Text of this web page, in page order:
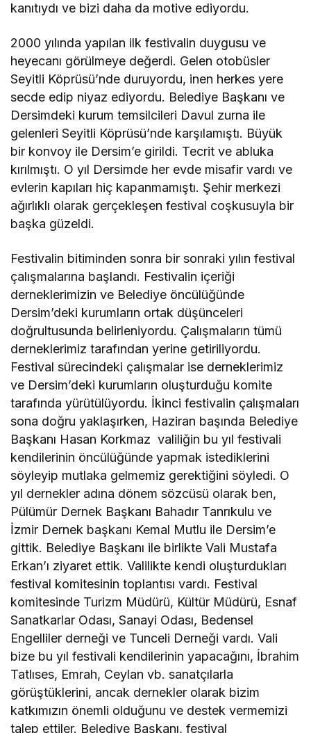
kanıtıydı ve bizi daha da motive ediyordu.
2000 yılında yapılan ilk festivalin duygusu ve
heyecanı görülmeye değerdi. Gelen otobüsler
Seyitli Köprüsü’nde duruyordu, inen herkes yere
secde edip niyaz ediyordu. Belediye Başkanı ve
Dersimdeki kurum temsilcileri Davul zurna ile
gelenleri Seyitli Köprüsü’nde karşılamıştı. Büyük
bir konvoy ile Dersim’e girildi. Tecrit ve abluka
kırılmıştı. O yıl Dersimde her evde misafir vardı ve
evlerin kapıları hiç kapanmamıştı. Şehir merkezi
ağırlıklı olarak gerçekleşen festival coşkusuyla bir
başka güzeldi.
Festivalin bitiminden sonra bir sonraki yılın festival
çalışmalarına başlandı. Festivalin içeriği
derneklerimizin ve Belediye öncülüğünde
Dersim’deki kurumların ortak düşünceleri
doğrultusunda belirleniyordu. Çalışmaların tümü
derneklerimiz tarafından yerine getiriliyordu.
Festival sürecindeki çalışmalar ise derneklerimiz
ve Dersim’deki kurumların oluşturduğu komite
tarafında yürütülüyordu. İkinci festivalin çalışmaları
sona doğru yaklaşırken, Haziran başında Belediye
Başkanı Hasan Korkmaz valiliğin bu yıl festivali
kendilerinin öncülüğünde yapmak istediklerini
söyleyip mutlaka gelmemiz gerektiğini söyledi. O
yıl dernekler adına dönem sözcüsü olarak ben,
Pülümür Dernek Başkanı Bahadır Tanrıkulu ve
İzmir Dernek başkanı Kemal Mutlu ile Dersim’e
gittik. Belediye Başkanı ile birlikte Vali Mustafa
Erkan’ı ziyaret ettik. Valilikte kendi oluşturdukları
festival komitesinin toplantısı vardı. Festival
komitesinde Turizm Müdürü, Kültür Müdürü, Esnaf
Sanatkarlar Odası, Sanayi Odası, Bedensel
Engelliler derneği ve Tunceli Derneği vardı. Vali
bize bu yıl festivali kendilerinin yapacağını, İbrahim
Tatlıses, Emrah, Ceylan vb. sanatçılarla
görüştüklerini, ancak dernekler olarak bizim
katkımızın önemli olduğunu ve destek vermemizi
talep ettiler. Belediye Başkanı, festival